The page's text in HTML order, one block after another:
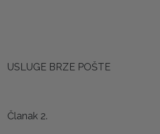
USLUGE BRZE POŠTE
Članak 2.